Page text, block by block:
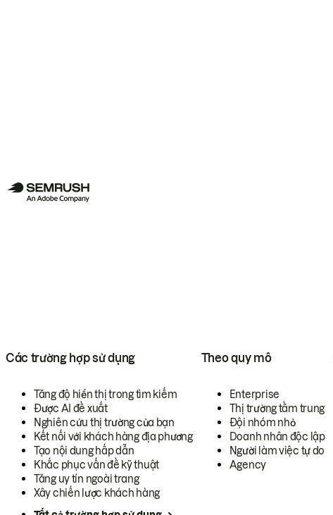
Các trường hợp sử dụng
Tăng độ hiển thị trong tìm kiếm
Được AI đề xuất
Nghiên cứu thị trường của bạn
Kết nối với khách hàng địa phương
Tạo nội dung hấp dẫn
Khắc phục vấn đề kỹ thuật
Tăng uy tín ngoài trang
Xây chiến lược khách hàng
Theo quy mô
Enterprise
Thị trường tầm trung
Đội nhóm nhỏ
Doanh nhân độc lập
Người làm việc tự do
Agency